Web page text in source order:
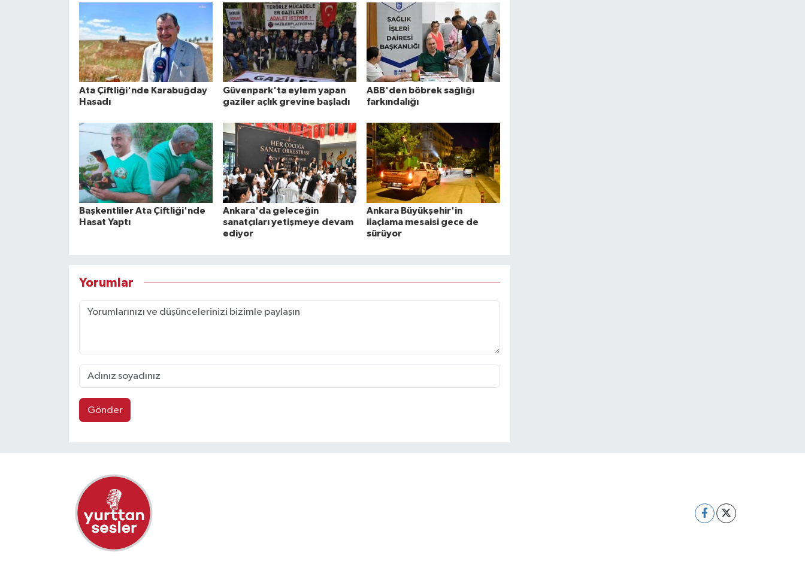
Ata Çiftliği'nde Karabuğday
Hasadı
Güvenpark'ta eylem yapan
gaziler açlık grevine başladı
ABB'den böbrek sağlığı
farkındalığı
Başkentliler Ata Çiftliği'nde
Hasat Yaptı
Ankara'da geleceğin
sanatçıları yetişmeye devam
ediyor
Ankara Büyükşehir'in
ilaçlama mesaisi gece de
sürüyor
Yorumlar
Gönder